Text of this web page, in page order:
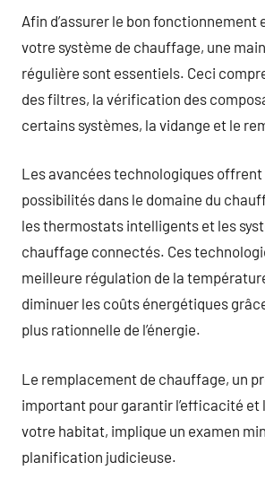
Afin d’assurer le bon fonctionnement
votre système de chauffage, une
régulière sont essentiels. Ceci
des filtres, la vérification des
certains systèmes, la vidange et le
Les avancées technologiques offrent
possibilités dans le domaine du
les thermostats intelligents et les
chauffage connectés. Ces
meilleure régulation de la
diminuer les coûts énergétiques
plus rationnelle de l’énergie.
Le remplacement de chauffage, un
important pour garantir l’efficacité et
votre habitat, implique un examen
planification judicieuse.